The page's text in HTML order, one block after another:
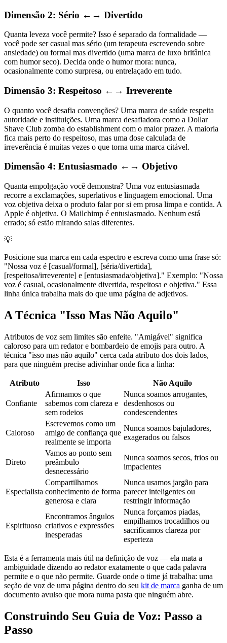
Dimensão 2: Sério ←→ Divertido
Quanta leveza você permite? Isso é separado da formalidade —
você pode ser casual mas sério (um terapeuta escrevendo sobre
ansiedade) ou formal mas divertido (uma marca de luxo britânica
com humor seco). Decida onde o humor mora: nunca,
ocasionalmente como surpresa, ou entrelaçado em tudo.
Dimensão 3: Respeitoso ←→ Irreverente
O quanto você desafia convenções? Uma marca de saúde respeita
autoridade e instituições. Uma marca desafiadora como a Dollar
Shave Club zomba do establishment com o maior prazer. A maioria
fica mais perto do respeitoso, mas uma dose calculada de
irreverência é muitas vezes o que torna uma marca citável.
Dimensão 4: Entusiasmado ←→ Objetivo
Quanta empolgação você demonstra? Uma voz entusiasmada
recorre a exclamações, superlativos e linguagem emocional. Uma
voz objetiva deixa o produto falar por si em prosa limpa e contida. A
Apple é objetiva. O Mailchimp é entusiasmado. Nenhum está
errado; só estão mirando salas diferentes.
💡
Posicione sua marca em cada espectro e escreva como uma frase só:
"Nossa voz é [casual/formal], [séria/divertida],
[respeitosa/irreverente] e [entusiasmada/objetiva]." Exemplo: "Nossa
voz é casual, ocasionalmente divertida, respeitosa e objetiva." Essa
linha única trabalha mais do que uma página de adjetivos.
A Técnica "Isso Mas Não Aquilo"
Atributos de voz sem limites são enfeite. "Amigável" significa
caloroso para um redator e bombardeio de emojis para outro. A
técnica "isso mas não aquilo" cerca cada atributo dos dois lados,
para que ninguém precise adivinhar onde fica a linha:
Atributo Isso Não Aquilo
Confiante
Afirmamos o que
sabemos com clareza e
sem rodeios
Nunca soamos arrogantes,
desdenhosos ou
condescendentes
Caloroso
Escrevemos como um
amigo de confiança que
realmente se importa
Nunca soamos bajuladores,
exagerados ou falsos
Direto
Vamos ao ponto sem
preâmbulo
desnecessário
Nunca soamos secos, frios ou
impacientes
Especialista
Compartilhamos
conhecimento de forma
generosa e clara
Nunca usamos jargão para
parecer inteligentes ou
restringir informação
Espirituoso
Encontramos ângulos
criativos e expressões
inesperadas
Nunca forçamos piadas,
empilhamos trocadilhos ou
sacrificamos clareza por
esperteza
Esta é a ferramenta mais útil na definição de voz — ela mata a
ambiguidade dizendo ao redator exatamente o que cada palavra
permite e o que não permite. Guarde onde o time já trabalha: uma
seção de voz de uma página dentro do seu kit de marca ganha de um
documento avulso que mora numa pasta que ninguém abre.
Construindo Seu Guia de Voz: Passo a
Passo